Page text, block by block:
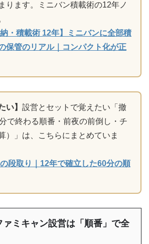
ります。ミニバン積載術の12年ノ
納・積載術 12年】ミニバンに全部積
保管のリアル｜コンパクト化が正
い】 設営とセットで覚えたい「撤
で終わる順番・前夜の前倒し・チ
）」は、こちらにまとめていま
段取り｜12年で確立した60分の順
ァミキャン設営は「順番」で全